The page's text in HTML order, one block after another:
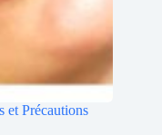
et Précautions